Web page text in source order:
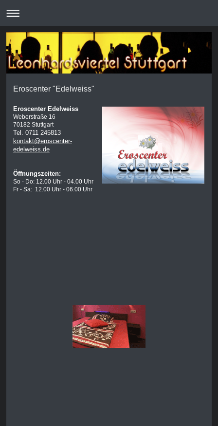
Eroscenter "Edelweiss"
Eroscenter Edelweiss
Weberstraße 16
70182 Stuttgart
Tel. 0711 245813
kontakt@eroscenter-
edelweiss.de
Öffnungszeiten:
So - Do: 12.00 Uhr - 04.00 Uhr
Fr - Sa: 12.00 Uhr - 06.00 Uhr